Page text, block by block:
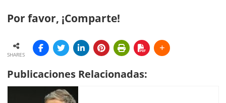
Por favor, ¡Comparte!
SHARES
Publicaciones Relacionadas: